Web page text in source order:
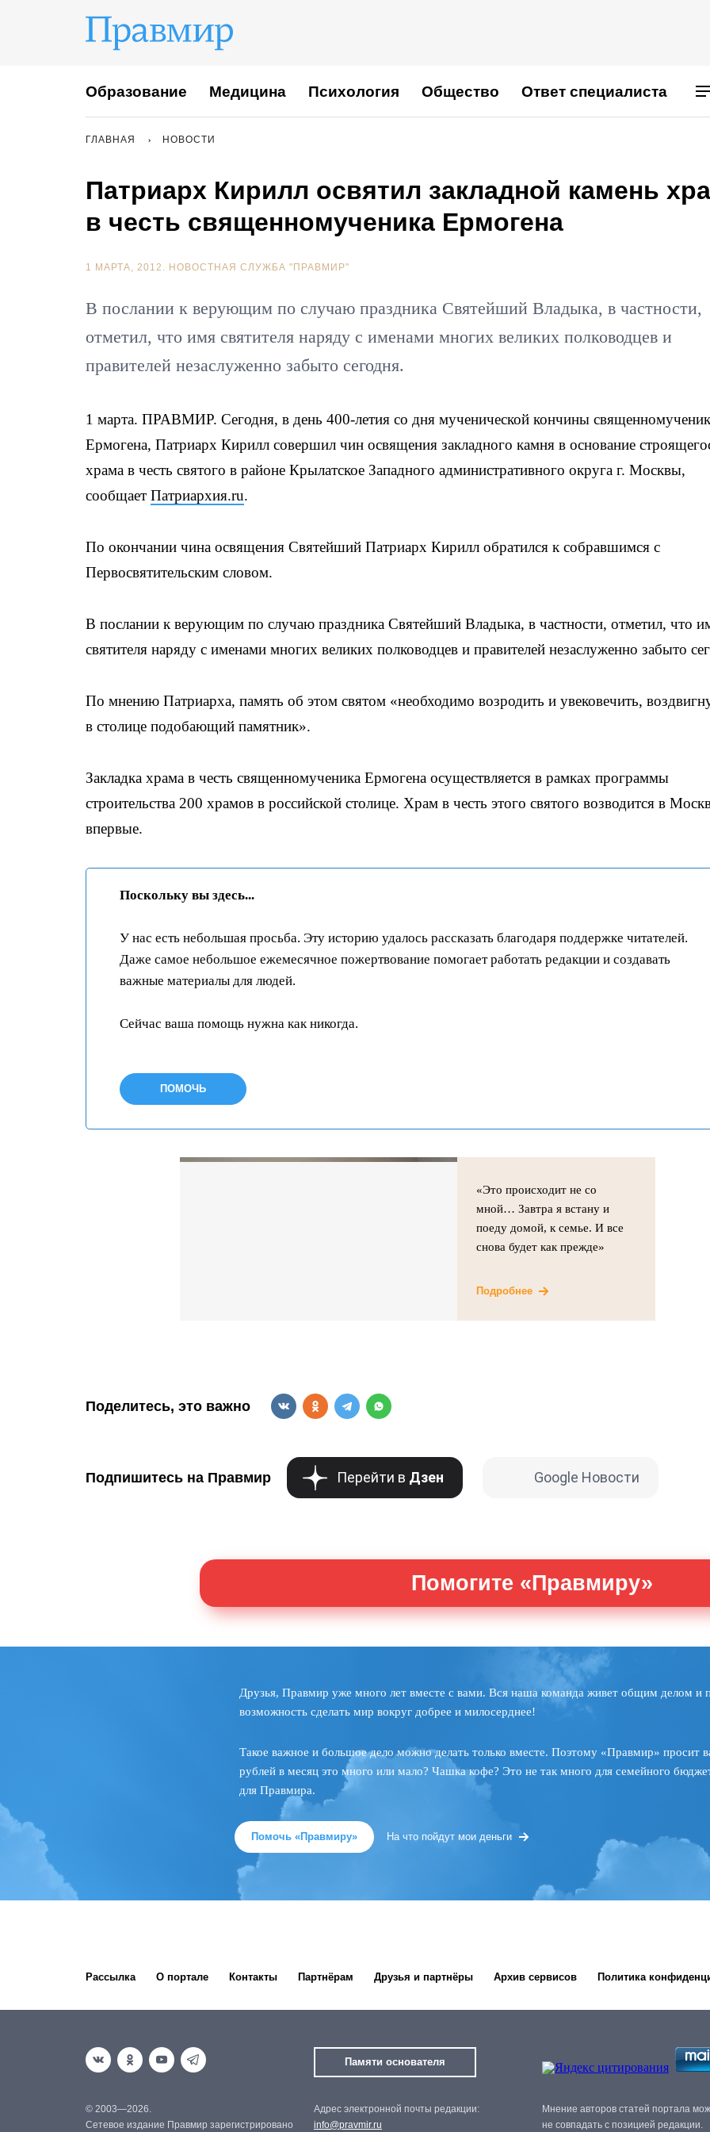
Образование Медицина Психология Общество Ответ специалиста
ГЛАВНАЯ НОВОСТИ
Патриарх Кирилл освятил закладной камень
в честь священномученика Ермогена
1 МАРТА, 2012. НОВОСТНАЯ СЛУЖБА "ПРАВМИР"
В послании к верующим по случаю праздника Святейший Владыка, в частности,
отметил, что имя святителя наряду с именами многих великих полководцев и
правителей незаслуженно забыто сегодня.
1 марта. ПРАВМИР. Сегодня, в день 400-летия со дня мученической кончины
Ермогена, Патриарх Кирилл совершил чин освящения закладного камня в основание
храма в честь святого в районе Крылатское Западного административного округа г. Москвы,
сообщает Патриархия.ru.
По окончании чина освящения Святейший Патриарх Кирилл обратился к собравшимся с
Первосвятительским словом.
В послании к верующим по случаю праздника Святейший Владыка, в частности, отметил, что
святителя наряду с именами многих великих полководцев и правителей незаслуженно забыто
По мнению Патриарха, память об этом святом «необходимо возродить и увековечить,
в столице подобающий памятник».
Закладка храма в честь священномученика Ермогена осуществляется в рамках программы
строительства 200 храмов в российской столице. Храм в честь этого святого возводится в
впервые.
Поскольку вы здесь...
У нас есть небольшая просьба. Эту историю удалось рассказать благодаря поддержке читателей.
Даже самое небольшое ежемесячное пожертвование помогает работать редакции и создавать
важные материалы для людей.
Сейчас ваша помощь нужна как никогда.
ПОМОЧЬ
«Это происходит не со
мной… Завтра я встану и
поеду домой, к семье. И все
снова будет как прежде»
Подробнее
Поделитесь, это важно
Подпишитесь на Правмир Перейти в Дзен Google Новости
Помогите «Правмиру»
Друзья, Правмир уже много лет вместе с вами. Вся наша команда живет общим делом и
возможность сделать мир вокруг добрее и милосерднее!
Такое важное и большое дело можно делать только вместе. Поэтому «Правмир» просит
рублей в месяц это много или мало? Чашка кофе? Это не так много для семейного
для Правмира.
Помочь «Правмиру» На что пойдут мои деньги
Рассылка О портале Контакты Партнёрам Друзья и партнёры Архив сервисов Политика
Памяти основателя
© 2003—2026.
Сетевое издание Правмир зарегистрировано
Адрес электронной почты редакции:
info@pravmir.ru
Мнение авторов статей портала
не совпадать с позицией редакции.